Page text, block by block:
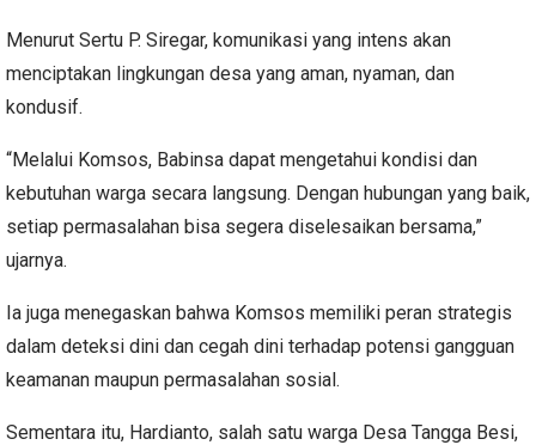
Menurut Sertu P. Siregar, komunikasi yang intens akan
menciptakan lingkungan desa yang aman, nyaman, dan
kondusif.
“Melalui Komsos, Babinsa dapat mengetahui kondisi dan
kebutuhan warga secara langsung. Dengan hubungan yang baik,
setiap permasalahan bisa segera diselesaikan bersama,”
ujarnya.
Ia juga menegaskan bahwa Komsos memiliki peran strategis
dalam deteksi dini dan cegah dini terhadap potensi gangguan
keamanan maupun permasalahan sosial.
Sementara itu, Hardianto, salah satu warga Desa Tangga Besi,